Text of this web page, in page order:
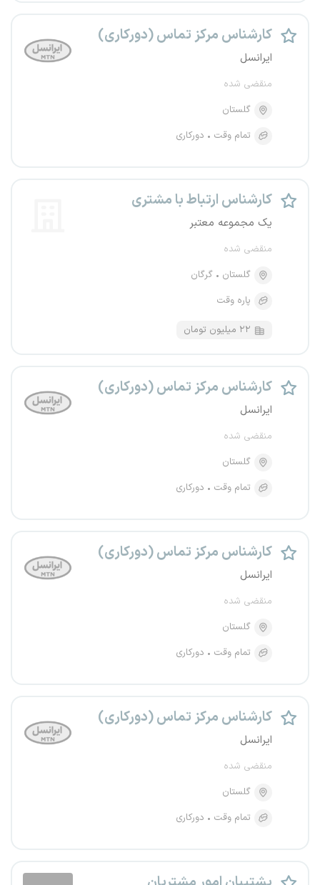
کارشناس مرکز تماس (دورکاری)
ایرانسل
منقضی شده
گلستان
تمام وقت
دورکاری
کارشناس ارتباط با مشتری
یک مجموعه معتبر
منقضی شده
گلستان
گرگان
پاره وقت
۲۲ میلیون تومان
کارشناس مرکز تماس (دورکاری)
ایرانسل
منقضی شده
گلستان
تمام وقت
دورکاری
کارشناس مرکز تماس (دورکاری)
ایرانسل
منقضی شده
گلستان
تمام وقت
دورکاری
کارشناس مرکز تماس (دورکاری)
ایرانسل
منقضی شده
گلستان
تمام وقت
دورکاری